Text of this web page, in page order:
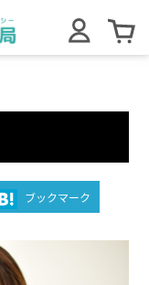
ブックマーク